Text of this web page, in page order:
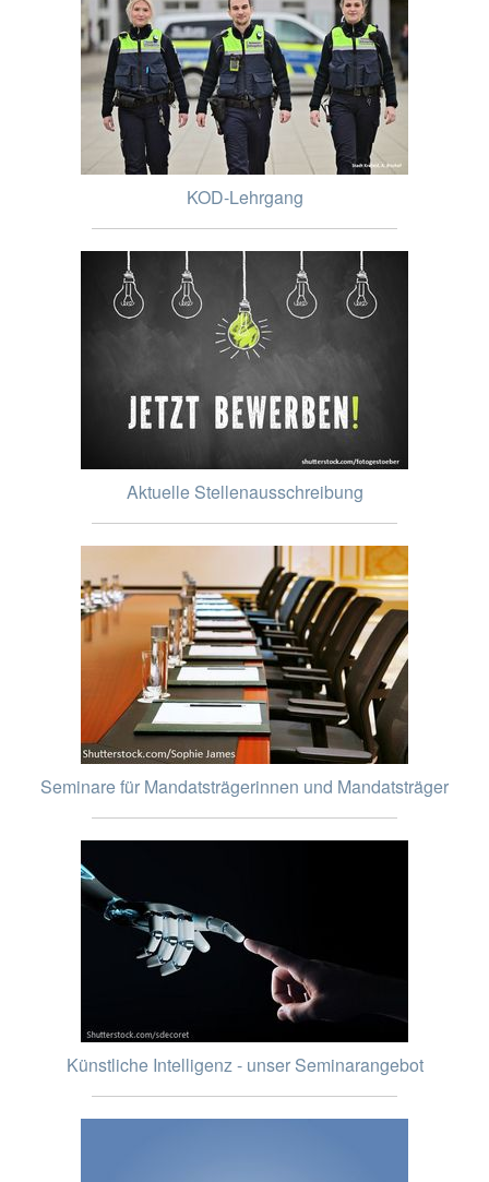
KOD-Lehrgang
Aktuelle Stellenausschreibung
Seminare für Mandatsträgerinnen und Mandatsträger
Künstliche Intelligenz - unser Seminarangebot